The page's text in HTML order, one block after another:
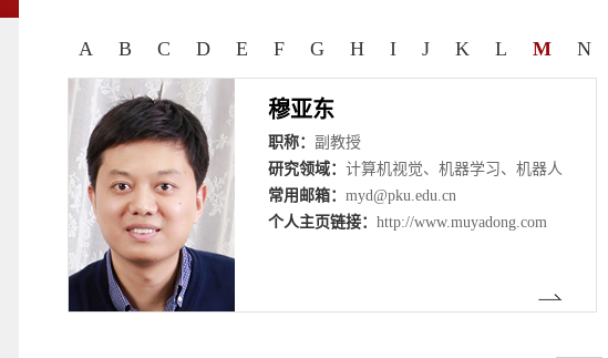
A B C D E F G H I J K L M N
穆亚东
职称： 副教授
研究领域： 计算机视觉、机器学习、机器人
常用邮箱： myd@pku.edu.cn
个人主页链接： http://www.muyadong.com